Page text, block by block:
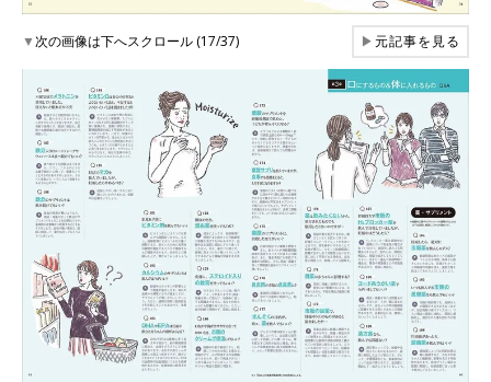
▼次の画像は下へスクロール (17/37) ▶元記事を見る